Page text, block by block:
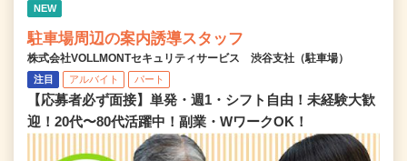
NEW
駐車場周辺の案内誘導スタッフ
株式会社VOLLMONTセキュリティサービス 渋谷支社（駐車場）
注目 アルバイト パート
【応募者必ず面接】単発・週1・シフト自由！未経験大歓
迎！20代〜80代活躍中！副業・WワークOK！